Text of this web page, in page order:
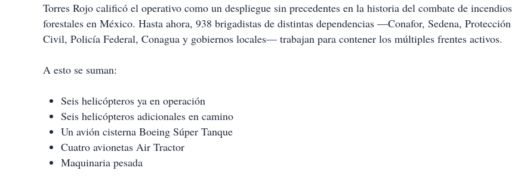
Torres Rojo calificó el operativo como un despliegue sin precedentes en la historia del combate de incendios
forestales en México. Hasta ahora, 938 brigadistas de distintas dependencias —Conafor, Sedena, Protección
Civil, Policía Federal, Conagua y gobiernos locales— trabajan para contener los múltiples frentes activos.
A esto se suman:
Seis helicópteros ya en operación
Seis helicópteros adicionales en camino
Un avión cisterna Boeing Súper Tanque
Cuatro avionetas Air Tractor
Maquinaria pesada